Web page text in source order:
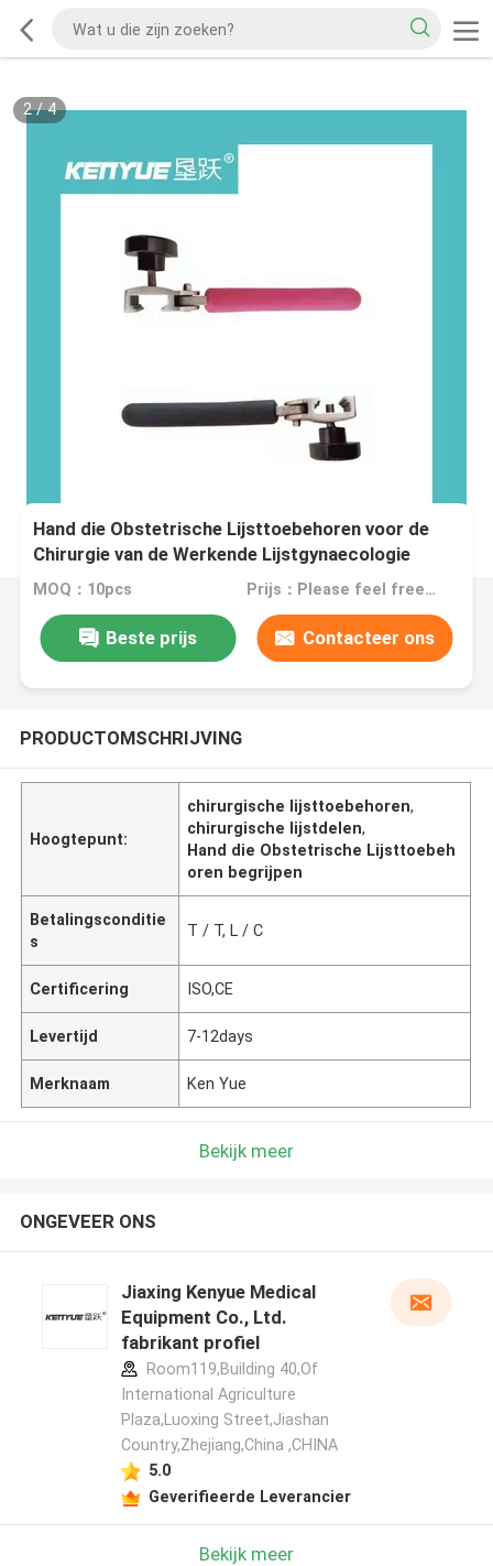
2/4
Hand die Obstetrische Lijsttoebehoren voor de
Chirurgie van de Werkende Lijstgynaecologie
begrijpt
MOQ：10pcs Prijs：Please feel free to contact us for prices
Beste prijs Contacteer ons
PRODUCTOMSCHRIJVING
Hoogtepunt:
chirurgische lijsttoebehoren,
chirurgische lijstdelen,
Hand die Obstetrische Lijsttoebeh
oren begrijpen
Betalingsconditie
s
T / T, L / C
Certificering ISO,CE
Levertijd 7-12days
Merknaam Ken Yue
Bekijk meer
ONGEVEER ONS
Jiaxing Kenyue Medical
Equipment Co., Ltd.
fabrikant profiel
Room119,Building 40,Of
International Agriculture
Plaza,Luoxing Street,Jiashan
Country,Zhejiang,China ,CHINA
5.0
Geverifieerde Leverancier
Bekijk meer